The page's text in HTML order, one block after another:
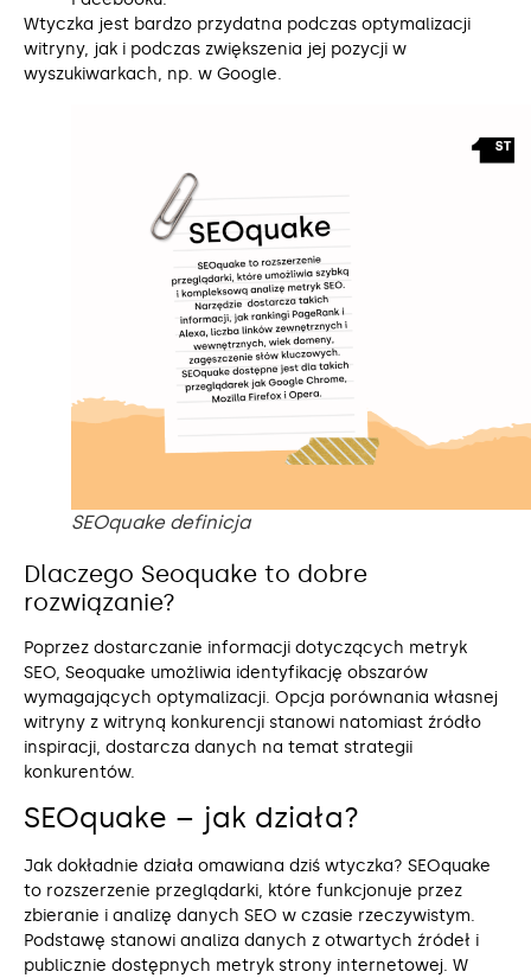
Wtyczka jest bardzo przydatna podczas optymalizacji
witryny, jak i podczas zwiększenia jej pozycji w
wyszukiwarkach, np. w Google.
SEOquake definicja
Dlaczego Seoquake to dobre
rozwiązanie?
Poprzez dostarczanie informacji dotyczących metryk
SEO, Seoquake umożliwia identyfikację obszarów
wymagających optymalizacji. Opcja porównania własnej
witryny z witryną konkurencji stanowi natomiast źródło
inspiracji, dostarcza danych na temat strategii
konkurentów.
SEOquake – jak działa?
Jak dokładnie działa omawiana dziś wtyczka? SEOquake
to rozszerzenie przeglądarki, które funkcjonuje przez
zbieranie i analizę danych SEO w czasie rzeczywistym.
Podstawę stanowi analiza danych z otwartych źródeł i
publicznie dostępnych metryk strony internetowej. W